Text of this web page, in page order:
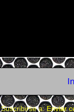
Suscribirse a:Enviar